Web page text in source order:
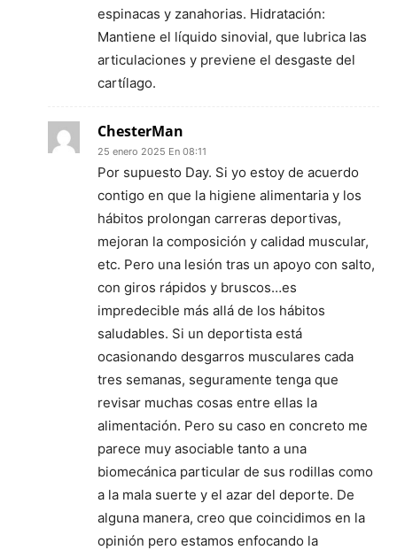
espinacas y zanahorias. Hidratación:
Mantiene el líquido sinovial, que lubrica las
articulaciones y previene el desgaste del
cartílago.
ChesterMan
25 enero 2025 En 08:11
Por supuesto Day. Si yo estoy de acuerdo
contigo en que la higiene alimentaria y los
hábitos prolongan carreras deportivas,
mejoran la composición y calidad muscular,
etc. Pero una lesión tras un apoyo con salto,
con giros rápidos y bruscos…es
impredecible más allá de los hábitos
saludables. Si un deportista está
ocasionando desgarros musculares cada
tres semanas, seguramente tenga que
revisar muchas cosas entre ellas la
alimentación. Pero su caso en concreto me
parece muy asociable tanto a una
biomecánica particular de sus rodillas como
a la mala suerte y el azar del deporte. De
alguna manera, creo que coincidimos en la
opinión pero estamos enfocando la